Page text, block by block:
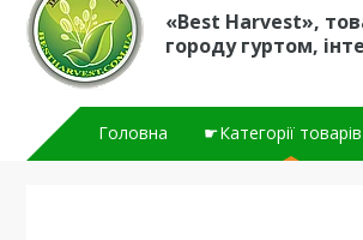
«Best Harvest»,
городу гуртом,
Головна ☛Категорії